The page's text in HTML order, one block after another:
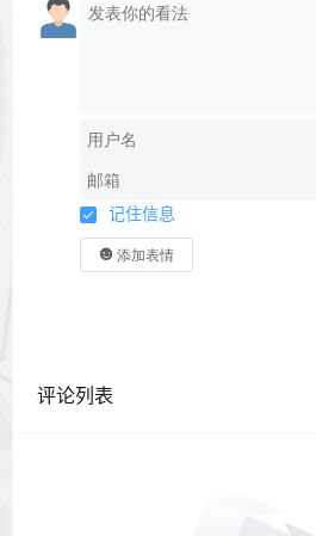
记住信息
添加表情
评论列表